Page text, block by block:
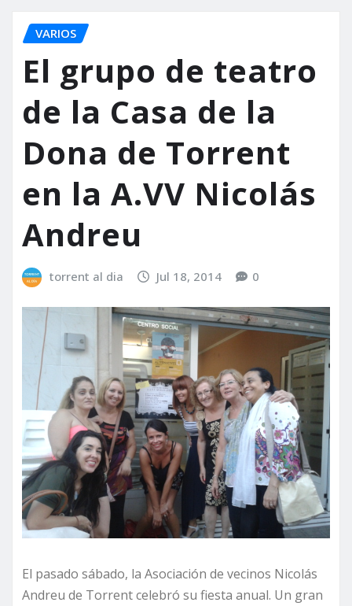
VARIOS
El grupo de teatro
de la Casa de la
Dona de Torrent
en la A.VV Nicolás
Andreu
torrent al dia Jul 18, 2014 0
El pasado sábado, la Asociación de vecinos Nicolás
Andreu de Torrent celebró su fiesta anual. Un gran